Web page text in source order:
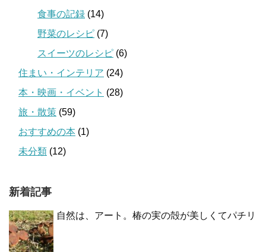
食事の記録 (14)
野菜のレシピ (7)
スイーツのレシピ (6)
住まい・インテリア (24)
本・映画・イベント (28)
旅・散策 (59)
おすすめの本 (1)
未分類 (12)
新着記事
自然は、アート。椿の実の殻が美しくてパチリ